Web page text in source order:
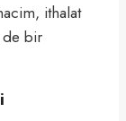
ithalat
de bir